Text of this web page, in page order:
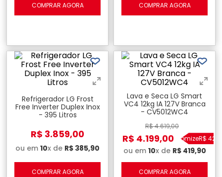
COMPRAR AGORA COMPRAR AGORA
Refrigerador LG Frost
Free Inverter Duplex Inox
- 395 Litros
R$ 3.859,00
ou em 10x de R$ 385,90
COMPRAR AGORA
Lava e Seca LG Smart
VC4 12kg IA 127V Branca
- CV5012WC4
R$4.619,00
R$ 4.199,00
EconomizeR$ 420
ou em 10x de R$ 419,90
COMPRAR AGORA